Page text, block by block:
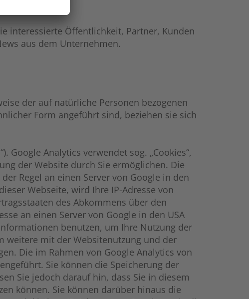
interessierte Öffentlichkeit, Partner, Kunden
aus dem Unternehmen.
der auf natürliche Personen bezogenen
Form angeführt sind, beziehen sie sich
Google Analytics verwendet sog. „Cookies“,
der Website durch Sie ermöglichen. Die
Regel an einen Server von Google in den
Webseite, wird Ihre IP-Adresse von
des Abkommens über den
an einen Server von Google in den USA
benutzen, um Ihre Nutzung der
weitere mit der Websitenutzung und der
Die im Rahmen von Google Analytics von
Sie können die Speicherung der
Sie jedoch darauf hin, dass Sie in diesem
können. Sie können darüber hinaus die